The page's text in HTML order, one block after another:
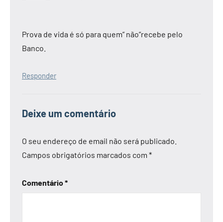
Prova de vida é só para quem” não”recebe pelo
Banco.
Responder
Deixe um comentário
O seu endereço de email não será publicado.
Campos obrigatórios marcados com *
Comentário*